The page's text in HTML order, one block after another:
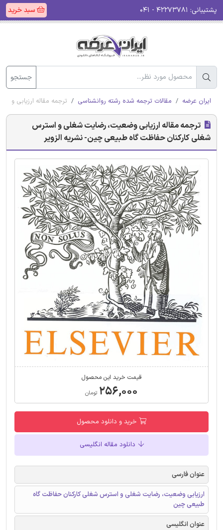
پشتیبانی: سبد خرید
جستجو
ایران عرضه مقالات ترجمه شده رشته روانشناسی ترجمه مقاله ارزیابی
ترجمه مقاله ارزیابی وضعیت، رضایت شغلی و استرس
شغلی کارکنان حفاظت گاه طبیعی چین- نشریه الزویر
قیمت خرید این محصول
۲۵۶,۰۰۰ تومان
خرید و دانلود محصول
دانلود مقاله انگلیسی
عنوان فارسی
ارزیابی وضعیت، رضایت شغلی و استرس شغلی کارکنان حفاظت گاه
طبیعی چین
عنوان انگلیسی